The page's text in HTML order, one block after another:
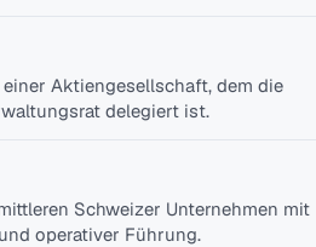
Aktiengesellschaft, dem die
delegiert ist.
Schweizer Unternehmen mit
operativer Führung.